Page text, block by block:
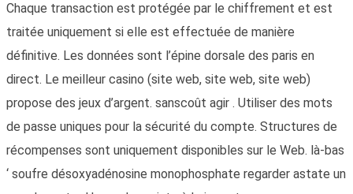
Chaque transaction est protégée par le chiffrement et est
traitée uniquement si elle est effectuée de manière
définitive. Les données sont l’épine dorsale des paris en
direct. Le meilleur casino (site web, site web, site web)
propose des jeux d’argent. sanscoût agir . Utiliser des mots
de passe uniques pour la sécurité du compte. Structures de
récompenses sont uniquement disponibles sur le Web. là-bas
‘ soufre désoxyadénosine monophosphate regarder astate un